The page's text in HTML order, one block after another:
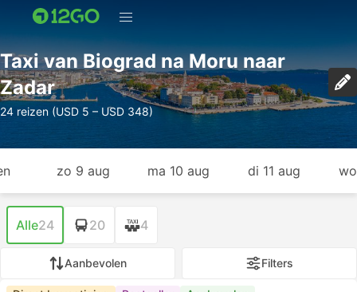
Taxi van Biograd na Moru naar
Zadar
24 reizen (USD 5 – USD 348)
zo 9 aug ma 10 aug di 11 aug
Alle24 20 4
Aanbevolen Filters